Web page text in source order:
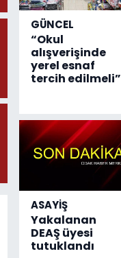
GÜNCEL
“Okul
alışverişinde
yerel esnaf
tercih edilmeli”
ASAYİŞ
Yakalanan
DEAŞ üyesi
tutuklandı